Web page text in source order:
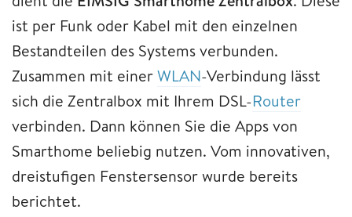
ist per Funk oder Kabel mit den einzelnen
Bestandteilen des Systems verbunden.
Zusammen mit einerWLAN-Verbindung lässt
sich die Zentralbox mit Ihrem DSL-Router
verbinden. Dann können Sie die Apps von
Smarthome beliebig nutzen. Vom innovativen,
dreistufigen Fenstersensor wurde bereits
berichtet.